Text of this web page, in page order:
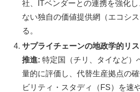
社、ITベンダーとの連携を強化
ない独自の価値提供網（エコシ
る。
サプライチェーンの地政学的リ
推進: 特定国（チリ、タイなど）
量的に評価し、代替生産拠点の
ビリティ・スタディ（FS）を速